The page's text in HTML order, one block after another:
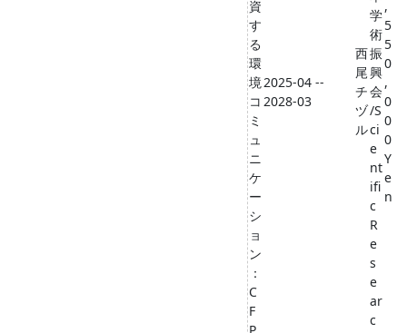
資
す
る
環
境
コ
ミ
ュ
ニ
ケ
ー
シ
ョ
ン
：
C
F
2025-04 --
2028-03
西
尾
チ
ヅ
ル
学
術
振
興
会
/S
ci
e
nt
ifi
c
R
e
s
e
ar
c
,
5
5
0
,
0
0
0
Y
e
n